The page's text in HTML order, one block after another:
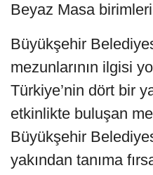
Beyaz Masa
Büyükşehir
mezunlarının ilgisi
Türkiye’nin dört bir
etkinlikte buluşan
Büyükşehir
yakından tanıma